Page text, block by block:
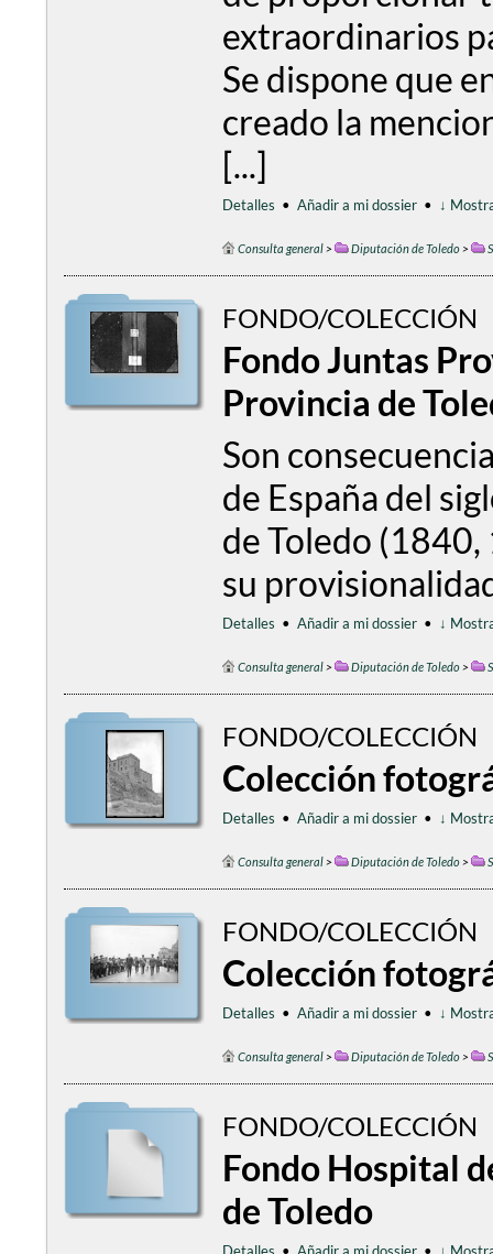
extraordinarios
Se dispone que
creado la
[...]
Detalles • Añadir a mi dossier • ↓
Consulta general> Diputación de Toledo>
FONDO/COLECCIÓN
Fondo Juntas
Provincia de
Son
de España del
de Toledo
su
Detalles • Añadir a mi dossier • ↓
Consulta general> Diputación de Toledo>
FONDO/COLECCIÓN
Colección
Detalles • Añadir a mi dossier • ↓
Consulta general> Diputación de Toledo>
FONDO/COLECCIÓN
Colección
Detalles • Añadir a mi dossier • ↓
Consulta general> Diputación de Toledo>
FONDO/COLECCIÓN
Fondo Hospital
de Toledo